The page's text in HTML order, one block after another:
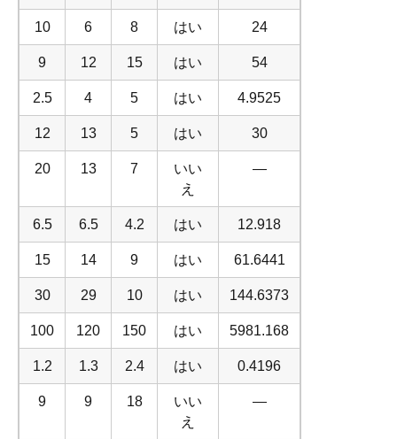
10 6 8 はい 24
9 12 15 はい 54
2.5 4 5 はい 4.9525
12 13 5 はい 30
20 13 7
いい
え
—
6.5 6.5 4.2 はい 12.918
15 14 9 はい 61.6441
30 29 10 はい 144.6373
100 120 150 はい 5981.168
1.2 1.3 2.4 はい 0.4196
9 9 18
いい
え
—